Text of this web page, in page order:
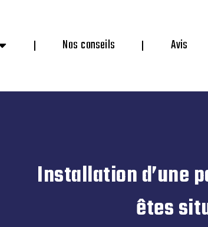
Nos conseils Avis
Installation d’une
êtes